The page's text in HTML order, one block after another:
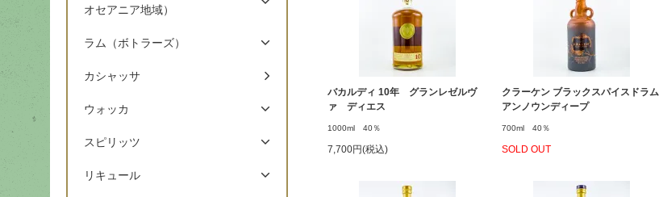
バカルディ 10年 グランレゼルヴ
ァ ディエス
1000ml 40％
7,700円(税込)
クラーケン ブラックスパイスドラム
アンノウンディープ
700ml 40％
SOLD OUT
オセアニア地域）
ラム（ボトラーズ）
カシャッサ
ウォッカ
スピリッツ
リキュール